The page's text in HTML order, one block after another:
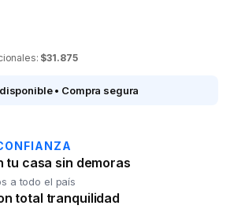
$31.875
• Compra segura
tu casa sin demoras
a todo el país
total tranquilidad